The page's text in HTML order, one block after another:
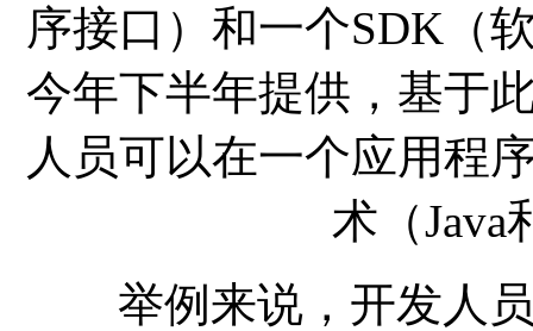
序接口）和一个SDK（
今年下半年提供，基于
人员可以在一个应用程
术（Java
举例来说，开发人员